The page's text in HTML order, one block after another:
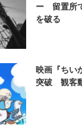
ー 留置所
を破る
映画『ちい
突破 観客